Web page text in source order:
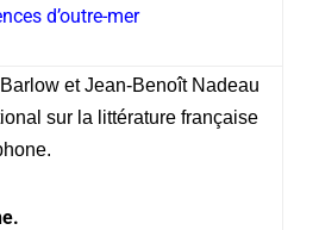
d’outre-mer
et Jean-Benoît Nadeau
sur la littérature française